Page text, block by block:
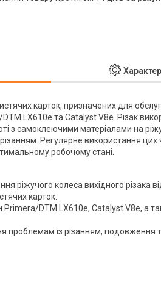
карток, призначених для
LX610e та Catalyst V8e. Різак
з самоклеючими матеріалами на
Регулярне використання
робочому стані.
ріжучого колеса вихідного різака
карток.
Primera/DTM LX610e, Catalyst V8e, а
проблемам із різанням, подовження